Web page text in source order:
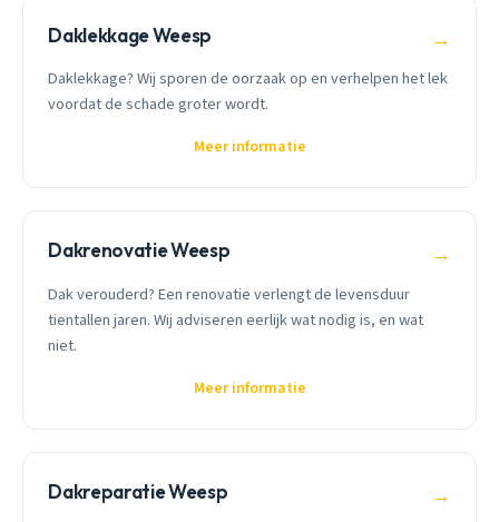
Daklekkage Weesp →
Daklekkage? Wij sporen de oorzaak op en verhelpen het lek
voordat de schade groter wordt.
Meer informatie
Dakrenovatie Weesp →
Dak verouderd? Een renovatie verlengt de levensduur
tientallen jaren. Wij adviseren eerlijk wat nodig is, en wat
niet.
Meer informatie
Dakreparatie Weesp →